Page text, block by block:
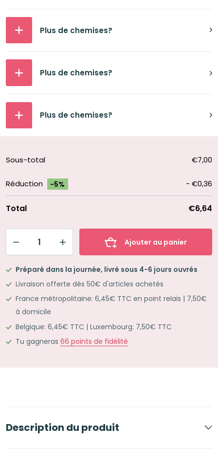
Plus de chemises?
Plus de chemises?
Plus de chemises?
Sous-total €7,00
Réduction -5% - €0,36
Total €6,64
Lot
de
5
Chemises
à
élastique
Ajouter au panier
Préparé dans la journée, livré sous 4-6 jours ouvrés
Livraison offerte dès 50€ d'articles achetés
France métropolitaine: 6,45€ TTC en point relais | 7,50€
à domicile
Belgique: 6,45€ TTC | Luxembourg: 7,50€ TTC
Tu gagneras 66 points de fidélité
Description du produit